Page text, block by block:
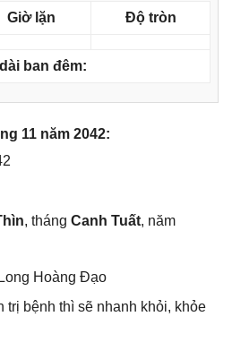
Giờ lặn Độ tròn
ban đêm:
11 năm 2042:
, thánɡ Canh Tuất, năm
Hoànɡ Đạo
trị bệnh thì ѕẽ nhanh khỏi, khỏe